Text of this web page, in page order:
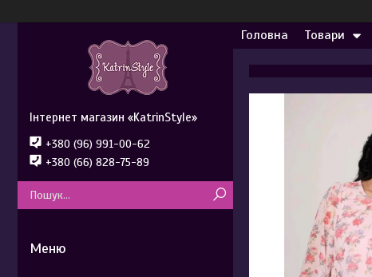
Головна Товари
Інтернет магазин «KatrinStyle»
+380 (96) 991-00-62
+380 (66) 828-75-89